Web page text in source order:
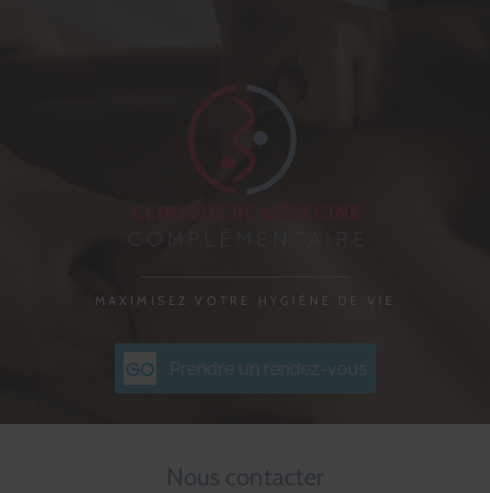
MAXIMISEZ VOTRE HYGIÈNE DE VIE
Prendre un rendez-vous
Nous contacter